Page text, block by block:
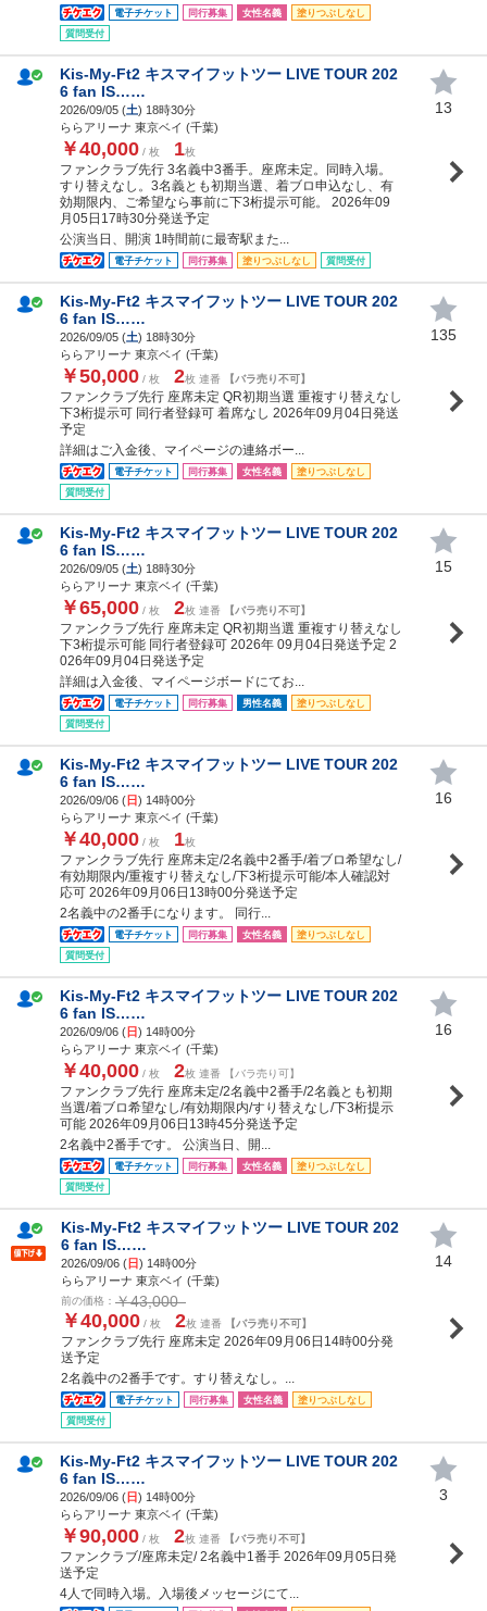
電子チケット 同行募集 女性名義
塗りつぶしなし
質問受付
Kis-My-Ft2 キスマイフットツー LIVE TOUR 202
6 fan IS……
2026/09/05 (土) 18時30分
ららアリーナ 東京ベイ (千葉)
￥40,000 / 枚 1枚
ファンクラブ先行 3名義中3番手。座席未定。同時入場。
すり替えなし。3名義とも初期当選、着ブロ申込なし、有
効期限内、ご希望なら事前に下3桁提示可能。 2026年09
月05日17時30分発送予定
公演当日、開演 1時間前に最寄駅また...
電子チケット 同行募集 塗りつぶしなし 質問受付
13
Kis-My-Ft2 キスマイフットツー LIVE TOUR 202
6 fan IS……
2026/09/05 (土) 18時30分
ららアリーナ 東京ベイ (千葉)
￥50,000 / 枚 2枚 連番 【バラ売り不可】
ファンクラブ先行 座席未定 QR初期当選 重複すり替えなし
下3桁提示可 同行者登録可 着席なし 2026年09月04日発送
予定
詳細はご入金後、マイページの連絡ボー...
電子チケット 同行募集 女性名義
塗りつぶしなし
質問受付
135
Kis-My-Ft2 キスマイフットツー LIVE TOUR 202
6 fan IS……
2026/09/05 (土) 18時30分
ららアリーナ 東京ベイ (千葉)
￥65,000 / 枚 2枚 連番 【バラ売り不可】
ファンクラブ先行 座席未定 QR初期当選 重複すり替えなし
下3桁提示可能 同行者登録可 2026年 09月04日発送予定 2
026年09月04日発送予定
詳細は入金後、マイページボードにてお...
電子チケット 同行募集 男性名義
塗りつぶしなし
質問受付
15
Kis-My-Ft2 キスマイフットツー LIVE TOUR 202
6 fan IS……
2026/09/06 (日) 14時00分
ららアリーナ 東京ベイ (千葉)
￥40,000 / 枚 1枚
ファンクラブ先行 座席未定/2名義中2番手/着ブロ希望なし/
有効期限内/重複すり替えなし/下3桁提示可能/本人確認対
応可 2026年09月06日13時00分発送予定
2名義中の2番手になります。 同行...
電子チケット 同行募集 女性名義
塗りつぶしなし
質問受付
16
Kis-My-Ft2 キスマイフットツー LIVE TOUR 202
6 fan IS……
2026/09/06 (日) 14時00分
ららアリーナ 東京ベイ (千葉)
￥40,000 / 枚 2枚 連番 【バラ売り可】
ファンクラブ先行 座席未定/2名義中2番手/2名義とも初期
当選/着ブロ希望なし/有効期限内/すり替えなし/下3桁提示
可能 2026年09月06日13時45分発送予定
2名義中2番手です。 公演当日、開...
電子チケット 同行募集 女性名義
塗りつぶしなし
質問受付
16
Kis-My-Ft2 キスマイフットツー LIVE TOUR 202
6 fan IS……
2026/09/06 (日) 14時00分
ららアリーナ 東京ベイ (千葉)
前の価格： ￥43,000
￥40,000 / 枚 2枚 連番 【バラ売り不可】
ファンクラブ先行 座席未定 2026年09月06日14時00分発
送予定
2名義中の2番手です。すり替えなし。...
電子チケット 同行募集 女性名義
塗りつぶしなし
質問受付
14
Kis-My-Ft2 キスマイフットツー LIVE TOUR 202
6 fan IS……
2026/09/06 (日) 14時00分
ららアリーナ 東京ベイ (千葉)
￥90,000 / 枚 2枚 連番 【バラ売り不可】
ファンクラブ/座席未定/ 2名義中1番手 2026年09月05日発
送予定
4人で同時入場。入場後メッセージにて...
3